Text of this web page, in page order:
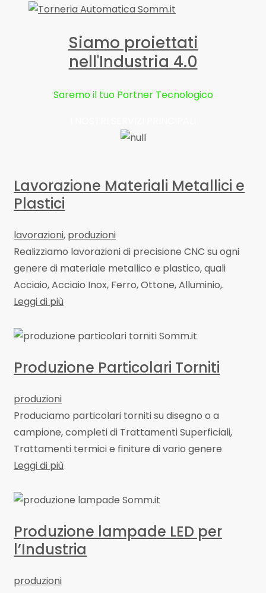
Siamo proiettati
nell'Industria 4.0
Saremo il tuo Partner Tecnologico
Lavorazione Materiali Metallici e
Plastici
lavorazioni, produzioni
Realizziamo lavorazioni di precisione CNC su ogni
genere di materiale metallico e plastico, quali
Acciaio, Acciaio Inox, Ferro, Ottone, Alluminio,.
Leggi di più
Produzione Particolari Torniti
produzioni
Produciamo particolari torniti su disegno o a
campione, completi di Trattamenti Superficiali,
Trattamenti termici e finiture di vario genere
Leggi di più
Produzione lampade LED per
l’Industria
produzioni